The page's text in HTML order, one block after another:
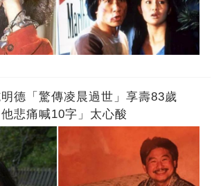
德「驚傳凌晨過世」享壽83歲
悲痛喊10字」太心酸